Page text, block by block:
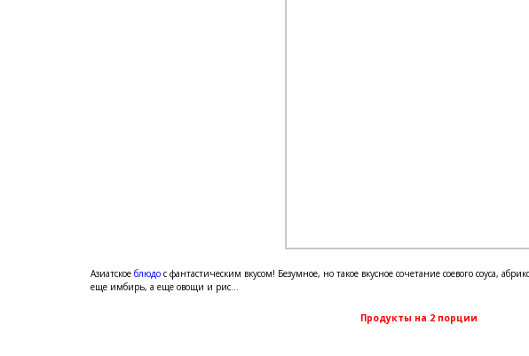
Азиатское блюдо с фантастическим вкусом! Безумное, но такое вкусное сочетание соевого соуса,
еще имбирь, а еще овощи и рис...
Продукты на 2 порции